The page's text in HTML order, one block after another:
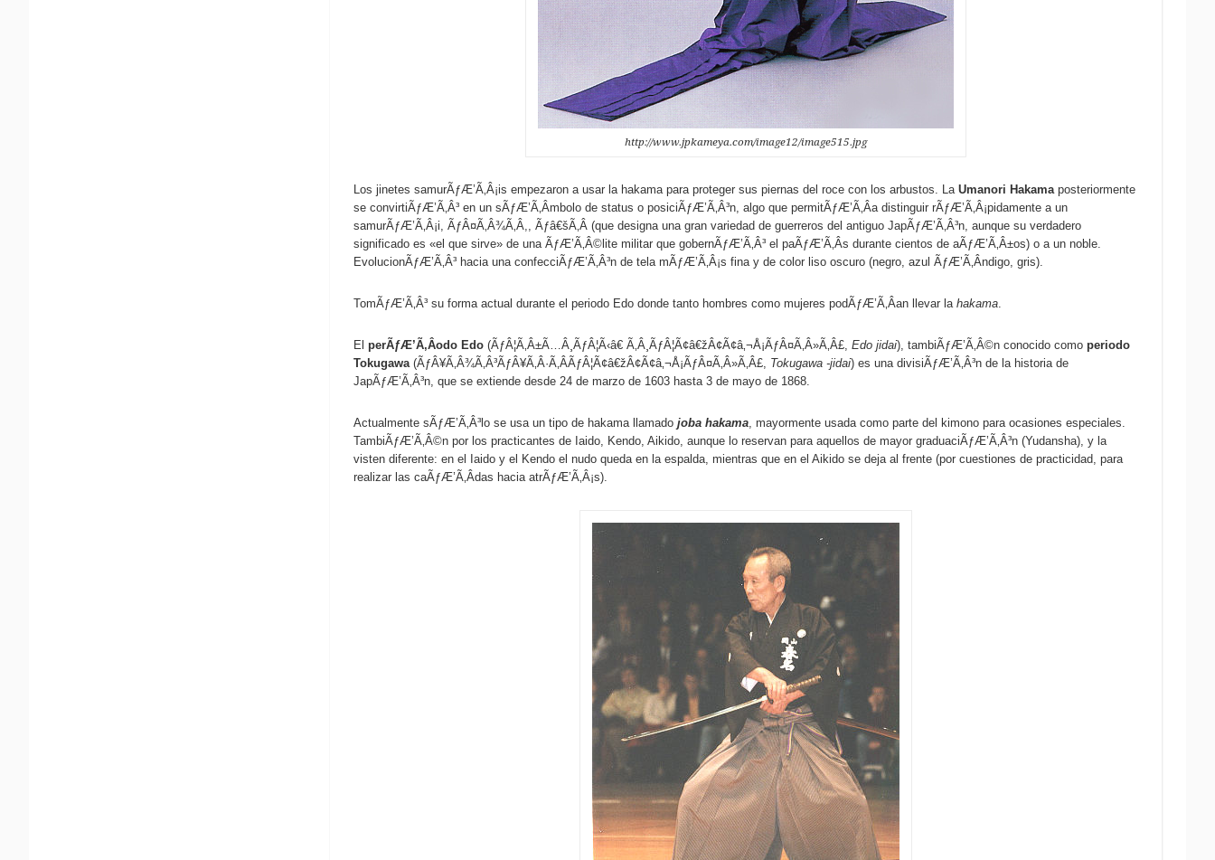
http://www.jpkameya.com/image12/image515.jpg
Los jinetes samurÃƒÆ’Ã‚Â¡is empezaron a usar la hakama para proteger sus piernas del roce con los arbustos. La Umanori Hakamaposteriormente
se convirtiÃƒÆ’Ã‚Â³ en un sÃƒÆ’Ã‚Â­mbolo de status o posiciÃƒÆ’Ã‚Â³n, algo que permitÃƒÆ’Ã‚Â­a distinguir rÃƒÆ’Ã‚Â¡pidamente a un
samurÃƒÆ’Ã‚Â¡i, ÃƒÂ¤Ã‚Â¾Ã‚Â,, Ãƒâ€šÃ‚Â (que designa una gran variedad de guerreros del antiguo JapÃƒÆ’Ã‚Â³n, aunque su verdadero
significado es «el que sirve» de una ÃƒÆ’Ã‚Â©lite militar que gobernÃƒÆ’Ã‚Â³ el paÃƒÆ’Ã‚Â­s durante cientos de aÃƒÆ’Ã‚Â±os) o a un noble.
EvolucionÃƒÆ’Ã‚Â³ hacia una confecciÃƒÆ’Ã‚Â³n de tela mÃƒÆ’Ã‚Â¡s fina y de color liso oscuro (negro, azul ÃƒÆ’Ã‚Â­ndigo, gris).
TomÃƒÆ’Ã‚Â³ su forma actual durante el periodo Edo donde tanto hombres como mujeres podÃƒÆ’Ã‚Â­an llevar la hakama.
El perÃƒÆ’Ã‚Â­odo Edo(ÃƒÂ¦Ã‚Â±Ã…Â¸ÃƒÂ¦Ã‹â€ Ã‚Â¸ÃƒÂ¦Ã¢â€žÂ¢Ã¢â‚¬Å¡ÃƒÂ¤Ã‚Â»Ã‚Â£, Edo jidai), tambiÃƒÆ’Ã‚Â©n conocido como periodo
Tokugawa(ÃƒÂ¥Ã‚Â¾Ã‚Â³ÃƒÂ¥Ã‚Â·Ã‚ÂÃƒÂ¦Ã¢â€žÂ¢Ã¢â‚¬Å¡ÃƒÂ¤Ã‚Â»Ã‚Â£, Tokugawa -jidai) es una divisiÃƒÆ’Ã‚Â³n de la historia de
JapÃƒÆ’Ã‚Â³n, que se extiende desde 24 de marzo de 1603 hasta 3 de mayo de 1868.
Actualmente sÃƒÆ’Ã‚Â³lo se usa un tipo de hakama llamado joba hakama, mayormente usada como parte del kimono para ocasiones especiales.
TambiÃƒÆ’Ã‚Â©n por los practicantes de Iaido, Kendo, Aikido, aunque lo reservan para aquellos de mayor graduaciÃƒÆ’Ã‚Â³n (Yudansha), y la
visten diferente: en el Iaido y el Kendo el nudo queda en la espalda, mientras que en el Aikido se deja al frente (por cuestiones de practicidad, para
realizar las caÃƒÆ’Ã‚Â­das hacia atrÃƒÆ’Ã‚Â¡s).